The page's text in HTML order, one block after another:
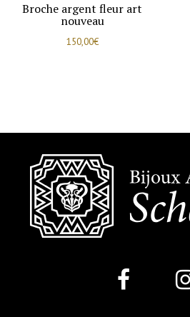
Broche argent fleur art
nouveau
150,00€